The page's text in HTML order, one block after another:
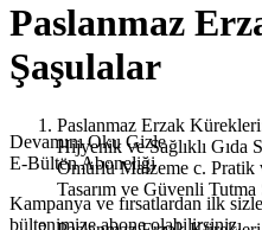
Paslanmaz
Şaşulalar
Paslanmaz Erzak
Hijyenik ve Sağlıklı Gıda
Ömürlü Malzeme c.
Tasarım ve Güvenli Tutma
Devamını Oku Gizle
E-Bülten Aboneliği
Kampanya ve fırsatlardan ilk
bültenimize abone olabilirsiniz.